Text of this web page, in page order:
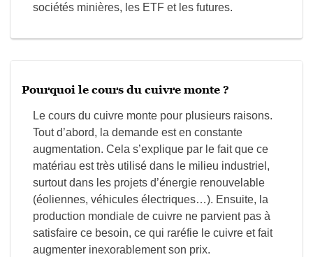
sociétés minières, les ETF et les futures.
Pourquoi le cours du cuivre monte ?
Le cours du cuivre monte pour plusieurs raisons.
Tout d’abord, la demande est en constante
augmentation. Cela s’explique par le fait que ce
matériau est très utilisé dans le milieu industriel,
surtout dans les projets d’énergie renouvelable
(éoliennes, véhicules électriques…). Ensuite, la
production mondiale de cuivre ne parvient pas à
satisfaire ce besoin, ce qui raréfie le cuivre et fait
augmenter inexorablement son prix.